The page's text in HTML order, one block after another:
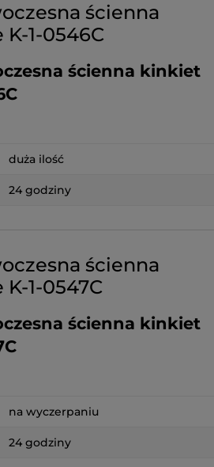
ścienna
1-0546C
ścienna kinkiet
duża ilość
24 godziny
ścienna
1-0547C
ścienna kinkiet
na wyczerpaniu
24 godziny